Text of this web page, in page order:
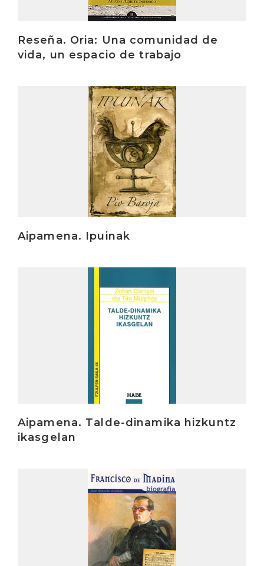
Reseña. Oria: Una comunidad de
vida, un espacio de trabajo
Aipamena. Ipuinak
Aipamena. Talde-dinamika hizkuntz
ikasgelan